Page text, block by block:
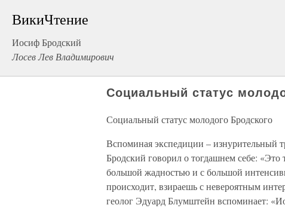
ВикиЧтение
Иосиф Бродский
Лосев Лев Владимирович
Социальный статус
Социальный статус молодого Бродского
Вспоминая экспедиции – изнурительный
Бродский говорил о тогдашнем себе: «Это
большой жадностью и с большой
происходит, взираешь с невероятным
геолог Эдуард Блумштейн вспоминает: